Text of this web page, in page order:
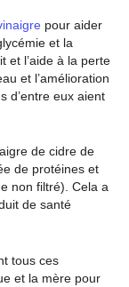
pour aider
et la
et l’aide à la perte
et l’amélioration
d’entre eux aient
de cidre de
de protéines et
non filtré). Cela a
de santé
tous ces
et la mère pour